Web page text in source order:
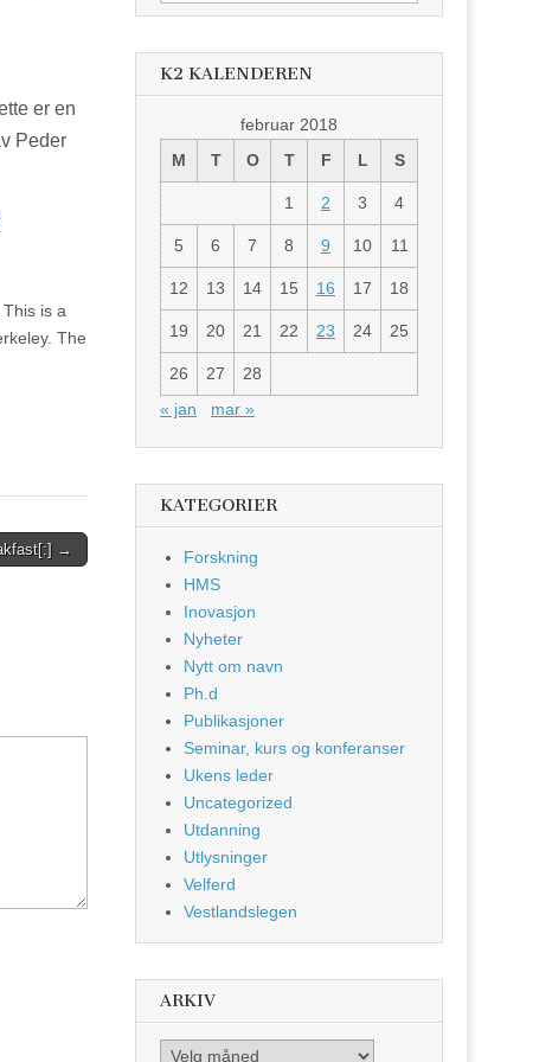
er en
Peder
is a
The
→
K2 KALENDEREN
februar 2018
M
T O T F L S
1 2 3 4
5 6 7 8 9 10 11
12 13 14 15 16 17 18
19 20 21 22 23 24 25
26 27
28
« jan
mar »
KATEGORIER
Forskning
HMS
Inovasjon
Nyheter
Nytt om navn
Ph.d
Publikasjoner
Seminar, kurs og konferanser
Ukens leder
Uncategorized
Utdanning
Utlysninger
Velferd
Vestlandslegen
ARKIV
Arkiv